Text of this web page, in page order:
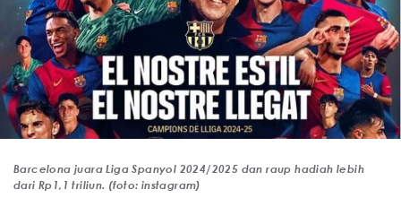
Barcelona juara Liga Spanyol 2024/2025 dan raup hadiah lebih
dari Rp1,1 triliun. (foto: instagram)